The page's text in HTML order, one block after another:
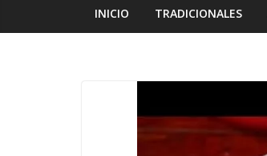
INICIO TRADICIONALES